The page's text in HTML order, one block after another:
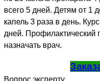
всего 5 дней. Детям от 1
капель 3 раза в день.
дней. Профилактический
назначать врач.
Вопрос эксперту